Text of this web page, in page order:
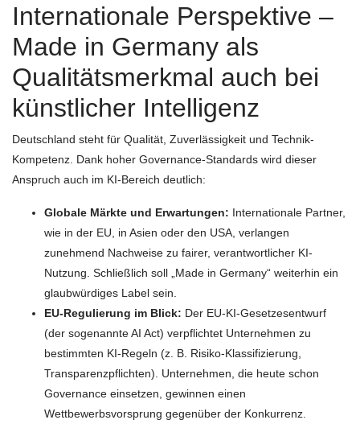
Internationale Perspektive –
Made in Germany als
Qualitätsmerkmal auch bei
künstlicher Intelligenz
Deutschland steht für Qualität, Zuverlässigkeit und Technik-
Kompetenz. Dank hoher Governance-Standards wird dieser
Anspruch auch im KI-Bereich deutlich:
Globale Märkte und Erwartungen: Internationale Partner,
wie in der EU, in Asien oder den USA, verlangen
zunehmend Nachweise zu fairer, verantwortlicher KI-
Nutzung. Schließlich soll „Made in Germany“ weiterhin ein
glaubwürdiges Label sein.
EU-Regulierung im Blick: Der EU-KI-Gesetzesentwurf
(der sogenannte AI Act) verpflichtet Unternehmen zu
bestimmten KI-Regeln (z. B. Risiko-Klassifizierung,
Transparenzpflichten). Unternehmen, die heute schon
Governance einsetzen, gewinnen einen
Wettbewerbsvorsprung gegenüber der Konkurrenz.